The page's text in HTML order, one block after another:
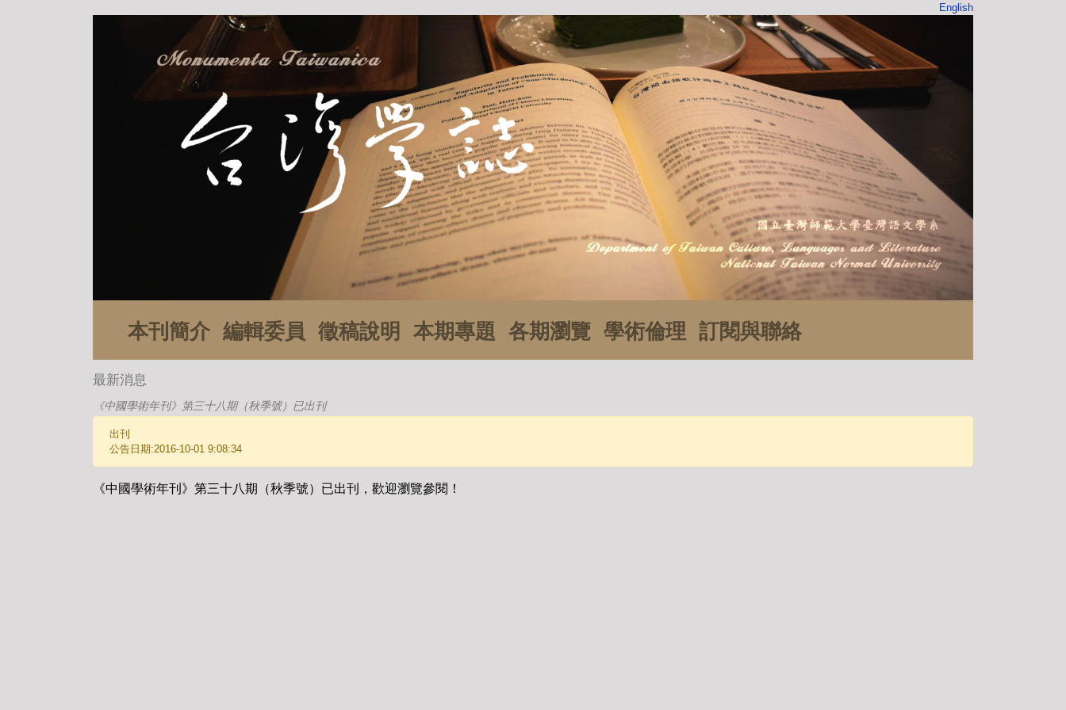
English
本刊簡介 編輯委員 徵稿說明 本期專題 各期瀏覽 學術倫理 訂閱與聯絡
最新消息
《中國學術年刊》第三十八期（秋季號）已出刊
出刊
公告日期:2016-10-01 9:08:34
《中國學術年刊》第三十八期（秋季號）已出刊，歡迎瀏覽參閱！